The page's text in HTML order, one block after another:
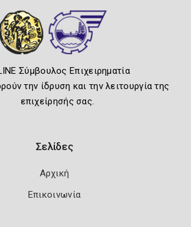
Σύμβουλος Επιχειρηματία
την ίδρυση και την λειτουργία της
επιχείρησής σας.
Σελίδες
Αρχική
Επικοινωνία